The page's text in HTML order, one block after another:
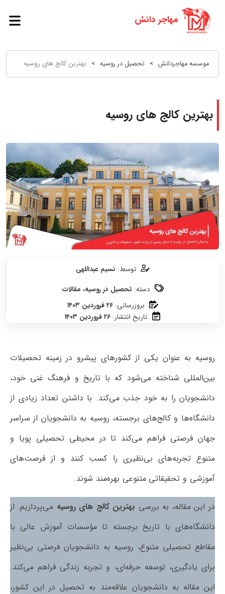
موسسه مهاجردانش > تحصیل در روسیه > بهترین کالج های روسیه
بهترین کالج های روسیه
توسط: نسیم عبداللهی
دسته: تحصیل در روسیه، مقالات
بروزرسانی: ۲۶ فروردین ۱۴۰۳
تاریخ انتشار:۲۶ فروردین ۱۴۰۳
روسیه به عنوان یکی از کشورهای پیشرو در زمینه تحصیلات
بین‌المللی شناخته می‌شود که با تاریخ و فرهنگ غنی خود،
دانشجویان را به خود جذب می‌کند. با داشتن تعداد زیادی از
دانشگاه‌ها و کالج‌های برجسته، روسیه به دانشجویان از سراسر
جهان فرصتی فراهم می‌کند تا در محیطی تحصیلی پویا و
متنوع تجربه‌های بی‌نظیری را کسب کنند و از فرصت‌های
آموزشی و تحقیقاتی متنوعی بهره‌مند شوند.
در این مقاله، به بررسی بهترین کالج های روسیه می‌پردازیم. از
دانشگاه‌های با تاریخ برجسته تا مؤسسات آموزش عالی با
مقاطع تحصیلی متنوع، روسیه به دانشجویان فرصتی بی‌نظیر
برای یادگیری، توسعه حرفه‌ای، و تجربه زندگی فراهم می‌کند.
این مقاله به دانشجویان علاقه‌مند به تحصیل در این کشور،